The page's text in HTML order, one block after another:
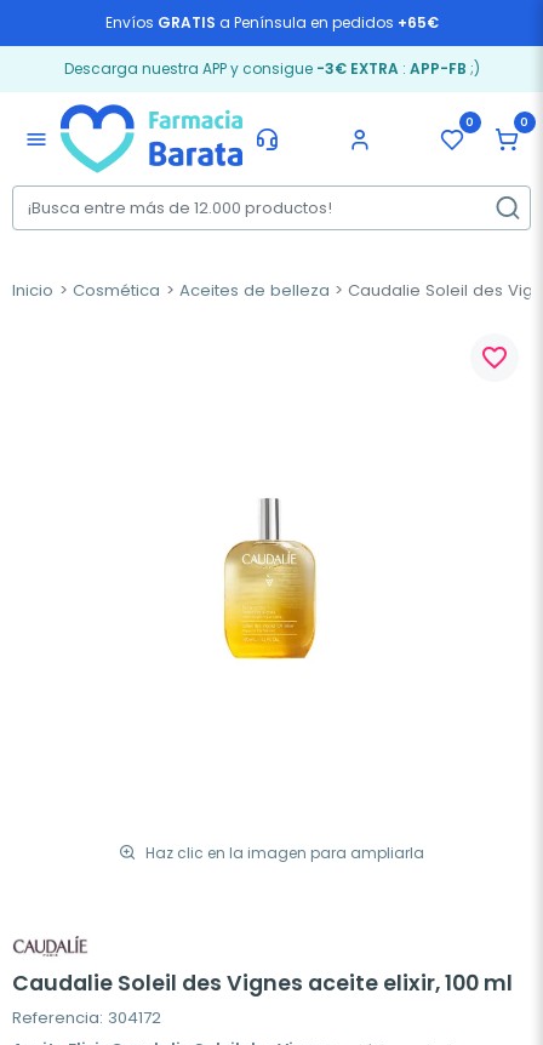
Envíos GRATIS a Península en pedidos +65€
Descarga nuestra APP y consigue -3€ EXTRA: APP-FB ;)
menu
0 0
Inicio Cosmética Aceites de belleza Caudalie Soleil des
Haz clic en la imagen para ampliarla
favorite_border
Caudalie Soleil des Vignes aceite elixir, 100 ml
Referencia: 304172